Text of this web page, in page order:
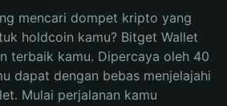
mencari dompet kripto yang
holdcoin kamu? Bitget Wallet
terbaik kamu. Dipercaya oleh 40
dapat dengan bebas menjelajahi
Mulai perjalanan kamu